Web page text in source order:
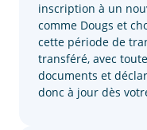
inscription à un
comme Dougs et
cette période de
transféré, avec
documents et
donc à jour dès